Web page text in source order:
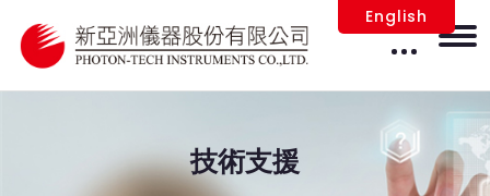
English
技術支援